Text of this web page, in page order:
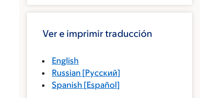
Ver e imprimir traducción
English
Russian [Русский]
Spanish [Español]